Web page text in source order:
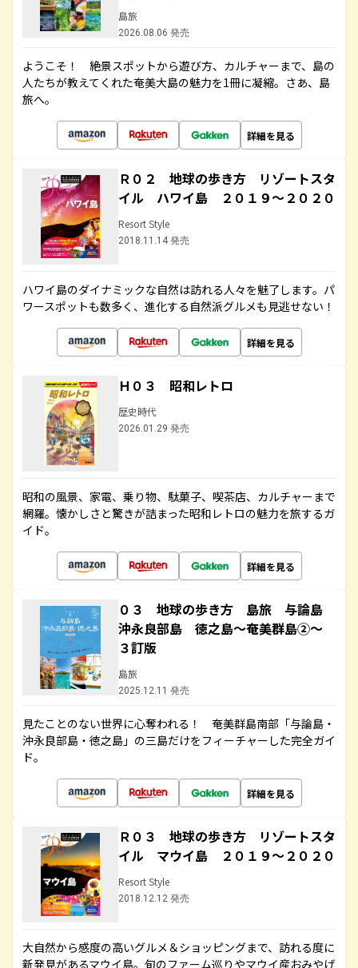
島旅
2026.08.06 発売
ようこそ！ 絶景スポットから遊び方、カルチャーまで、島の
人たちが教えてくれた奄美大島の魅力を1冊に凝縮。さあ、島
旅へ。
詳細を見る
Ｒ０２ 地球の歩き方 リゾートスタ
イル ハワイ島 ２０１９～２０２０
Resort Style
2018.11.14 発売
ハワイ島のダイナミックな自然は訪れる人々を魅了します。パ
ワースポットも数多く、進化する自然派グルメも見逃せない！
詳細を見る
Ｈ０３ 昭和レトロ
歴史時代
2026.01.29 発売
昭和の風景、家電、乗り物、駄菓子、喫茶店、カルチャーまで
網羅。懐かしさと驚きが詰まった昭和レトロの魅力を旅するガ
イド。
詳細を見る
０３ 地球の歩き方 島旅 与論島
沖永良部島 徳之島～奄美群島②～
３訂版
島旅
2025.12.11 発売
見たことのない世界に心奪われる！ 奄美群島南部「与論島・
沖永良部島・徳之島」の三島だけをフィーチャーした完全ガイ
ド。
詳細を見る
Ｒ０３ 地球の歩き方 リゾートスタ
イル マウイ島 ２０１９～２０２０
Resort Style
2018.12.12 発売
大自然から感度の高いグルメ＆ショッピングまで、訪れる度に
新発見があるマウイ島。旬のファーム巡りやマウイ産おみやげ